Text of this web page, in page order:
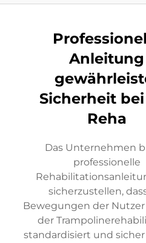
Anleitung
Sicherheit
Reha
Das Unternehmen
professionelle
sicherzustellen,
Bewegungen der
der
standardisiert und